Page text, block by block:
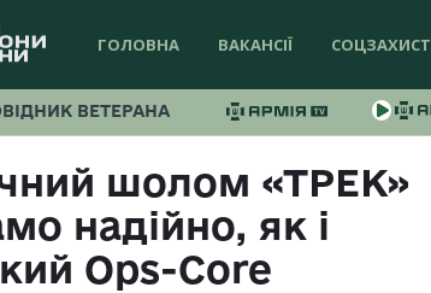
ГОЛОВНА ВАКАНСІЇ СОЦЗАХИСТ
ВЕТЕРАНА
шолом «ТРЕК»
надійно, як і
Ops-Core